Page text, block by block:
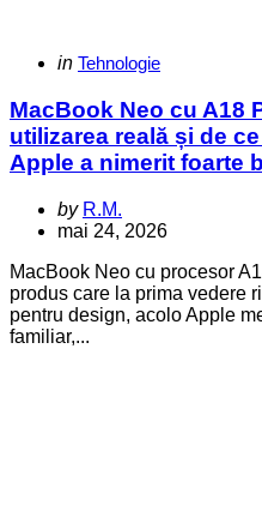
Categories
Posted
in Tehnologie
MacBook Neo cu A18
utilizarea reală și de
Apple a nimerit foarte
Posted
by
by R.M.
mai 24, 2026
MacBook Neo cu procesor
produs care la prima vedere
pentru design, acolo Apple
familiar,...